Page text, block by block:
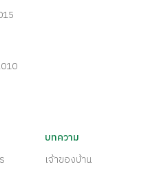
บทความ
เจ้าของบ้าน